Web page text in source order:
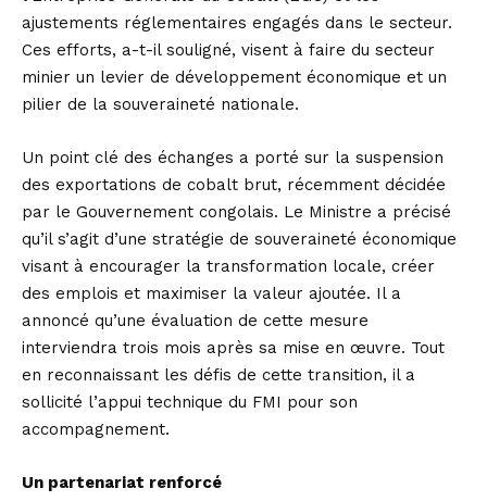
ajustements réglementaires engagés dans le secteur.
Ces efforts, a-t-il souligné, visent à faire du secteur
minier un levier de développement économique et un
pilier de la souveraineté nationale.
Un point clé des échanges a porté sur la suspension
des exportations de cobalt brut, récemment décidée
par le Gouvernement congolais. Le Ministre a précisé
qu’il s’agit d’une stratégie de souveraineté économique
visant à encourager la transformation locale, créer
des emplois et maximiser la valeur ajoutée. Il a
annoncé qu’une évaluation de cette mesure
interviendra trois mois après sa mise en œuvre. Tout
en reconnaissant les défis de cette transition, il a
sollicité l’appui technique du FMI pour son
accompagnement.
Un partenariat renforcé